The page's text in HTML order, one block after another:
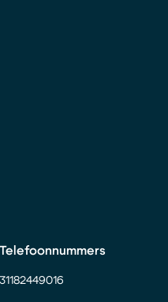
Telefoonnummers
31182449016